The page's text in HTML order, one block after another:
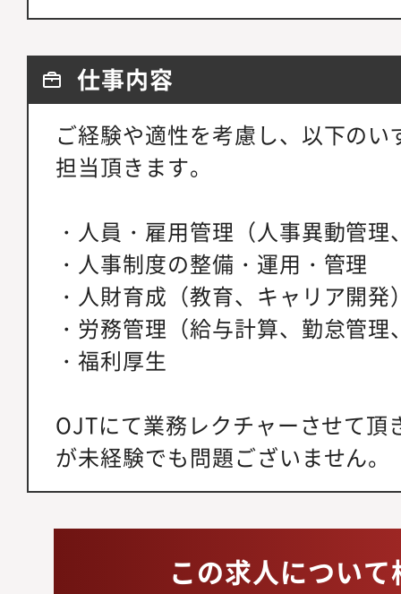
仕事内容
ご経験や適性を考慮し、以下の
担当頂きます。
・人員・雇用管理（人事異動管
・人事制度の整備・運用・管理
・人財育成（教育、キャリア開発
・労務管理（給与計算、勤怠管
・福利厚生
OJTにて業務レクチャーさせて頂
が未経験でも問題ございません。
この求人につい